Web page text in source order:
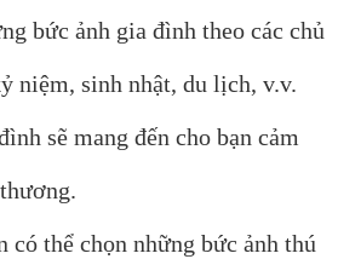
bức ảnh gia đình theo các chủ
niệm, sinh nhật, du lịch, v.v.
sẽ mang đến cho bạn cảm
có thể chọn những bức ảnh thú